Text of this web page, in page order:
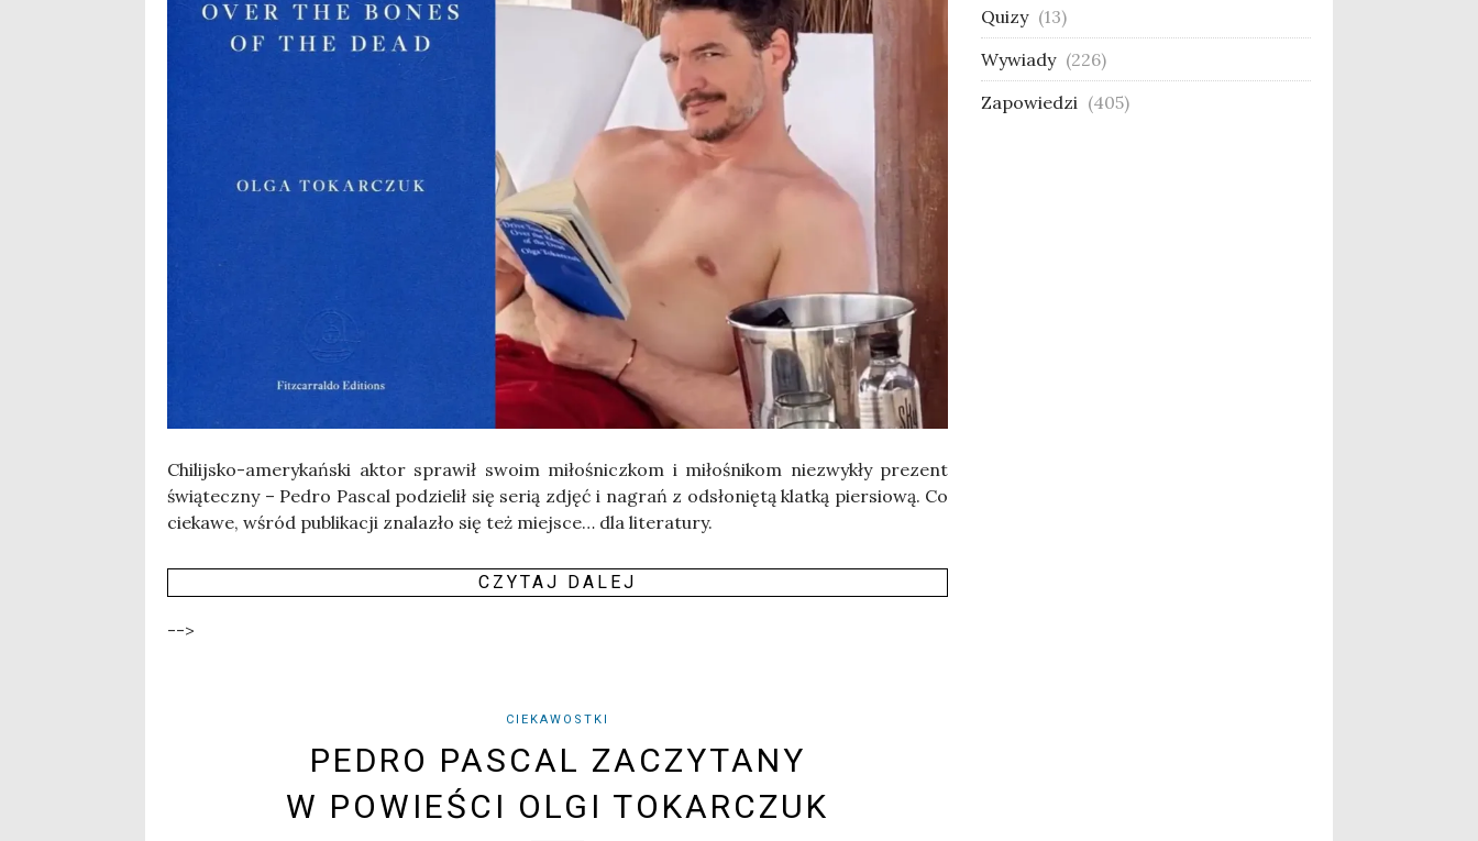
Chi­lij­sko-ame­ry­kań­ski aktor spra­wił swo­im miło­śnicz­kom i miło­śni­kom nie­zwy­kły pre­zent
świą­tecz­ny – Pedro Pas­cal podzie­lił się serią zdjęć i nagrań z odsło­nię­tą klat­ką pier­sio­wą. Co
cie­ka­we, wśród publi­ka­cji zna­la­zło się też miej­sce… dla lite­ra­tu­ry.
CZY­TAJ DALEJ
-->
CIEKAWOSTKI
PEDRO PASCAL ZACZYTANY
W POWIEŚCI OLGI TOKARCZUK
Quizy (13)
Wywiady (226)
Zapowiedzi (405)